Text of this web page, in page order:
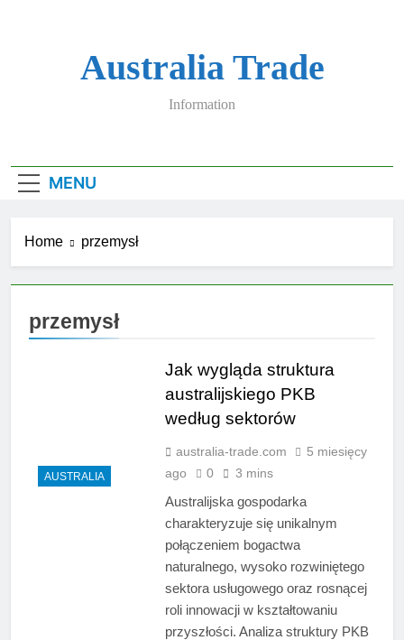
Australia Trade
Information
MENU
Home przemysł
przemysł
AUSTRALIA
Jak wygląda struktura
australijskiego PKB
według sektorów
australia-trade.com
5 miesięcy
ago
0 3 mins
Australijska gospodarka
charakteryzuje się unikalnym
połączeniem bogactwa
naturalnego, wysoko rozwiniętego
sektora usługowego oraz rosnącej
roli innowacji w kształtowaniu
przyszłości. Analiza struktury PKB